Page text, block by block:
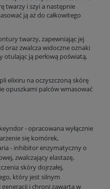
twarzy i szyi a następnie
ją aż do całkowitego
twarzy, zapewniając jej
oraz zwalcza widoczne oznaki
ją perłową poświatą,
elixiru na oczyszczoną skórę
opuszkami palców wmasować
- opracowana wyłącznie
się komórek,
- inhibitor enzymatyczny o
zwalczający elastazę,
skóry dojrzałej,
który jest silnym
i chroni zawartą w